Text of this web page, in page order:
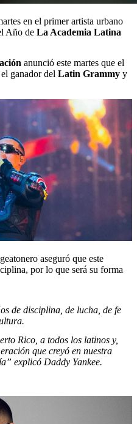
en el primer artista urbano
Año de La Academia Latina
anunció este martes que el
ganador del Latin Grammy y
aseguró que este
por lo que será su forma
de disciplina, de lucha, de fe
Rico, a todos los latinos y,
que creyó en nuestra
explicó Daddy Yankee.